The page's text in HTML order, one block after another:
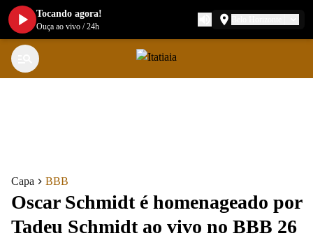
Capa BBB
Oscar Schmidt é homenageado por
Tadeu Schmidt ao vivo no BBB 26
Tocando agora!
Ouça ao vivo /24h